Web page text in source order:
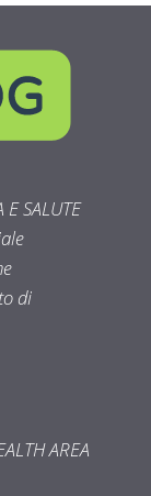
SALUTE
di
AREA